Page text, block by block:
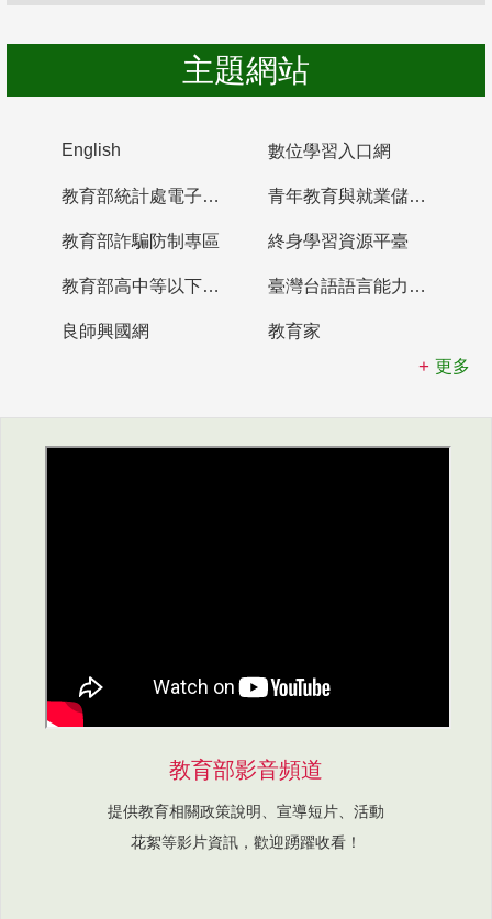
主題網站
English 數位學習入口網
教育部統計處電子書櫃 青年教育與就業儲蓄帳戶
教育部詐騙防制專區 終身學習資源平臺
教育部高中等以下學校及幼兒園教師資格檢定考試 臺灣台語語言能力認證網站
良師興國網
教育家
更多
教育部影音頻道
提供教育相關政策說明、宣導短片、活動
花絮等影片資訊，歡迎踴躍收看！